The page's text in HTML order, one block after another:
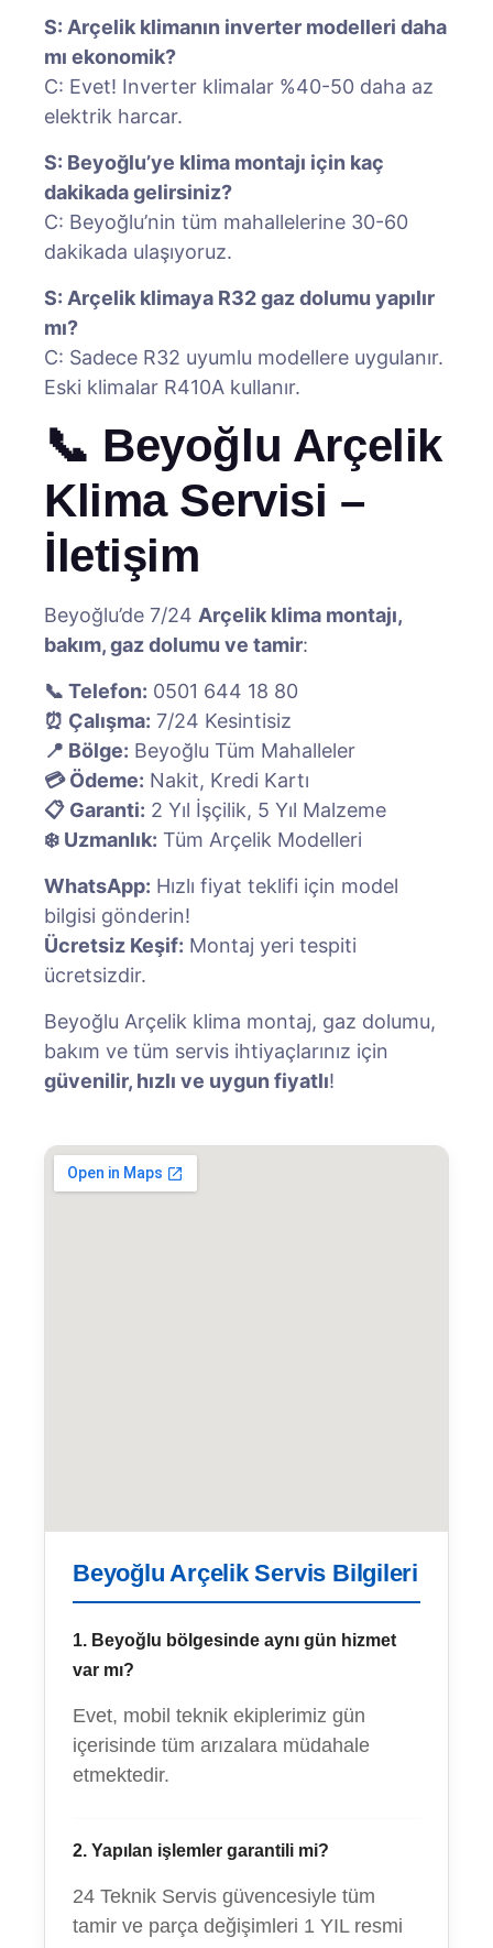
S: Arçelik klimanın inverter modelleri daha
mı ekonomik?
C: Evet! Inverter klimalar %40-50 daha az
elektrik harcar.
S: Beyoğlu’ye klima montajı için kaç
dakikada gelirsiniz?
C: Beyoğlu’nin tüm mahallelerine 30-60
dakikada ulaşıyoruz.
S: Arçelik klimaya R32 gaz dolumu yapılır
mı?
C: Sadece R32 uyumlu modellere uygulanır.
Eski klimalar R410A kullanır.
📞 Beyoğlu Arçelik
Klima Servisi –
İletişim
Beyoğlu’de 7/24 Arçelik klima montajı,
bakım, gaz dolumu ve tamir:
📞 Telefon: 0501 644 18 80
⏰ Çalışma: 7/24 Kesintisiz
📍 Bölge: Beyoğlu Tüm Mahalleler
💳 Ödeme: Nakit, Kredi Kartı
📋 Garanti: 2 Yıl İşçilik, 5 Yıl Malzeme
❄️ Uzmanlık: Tüm Arçelik Modelleri
WhatsApp: Hızlı fiyat teklifi için model
bilgisi gönderin!
Ücretsiz Keşif: Montaj yeri tespiti
ücretsizdir.
Beyoğlu Arçelik klima montaj, gaz dolumu,
bakım ve tüm servis ihtiyaçlarınız için
güvenilir, hızlı ve uygun fiyatlı!
Beyoğlu Arçelik Servis Bilgileri
1. Beyoğlu bölgesinde aynı gün hizmet
var mı?
Evet, mobil teknik ekiplerimiz gün
içerisinde tüm arızalara müdahale
etmektedir.
2. Yapılan işlemler garantili mi?
24 Teknik Servis güvencesiyle tüm
tamir ve parça değişimleri 1 YIL resmi